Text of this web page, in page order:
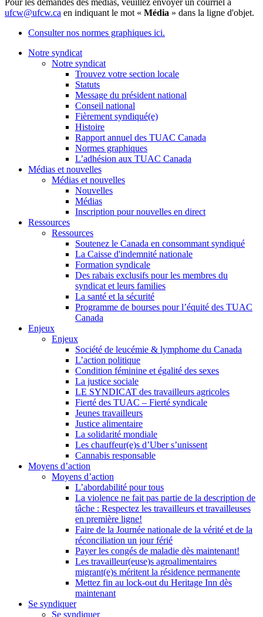
Pour les demandes des médias, veuillez envoyer un courriel à
ufcw@ufcw.ca en indiquant le mot « Média » dans la ligne d'objet.
Consulter nos normes graphiques ici.
Notre syndicat
Notre syndicat
Trouvez votre section locale
Statuts
Message du président national
Conseil national
Fièrement syndiqué(e)
Histoire
Rapport annuel des TUAC Canada
Normes graphiques
L’adhésion aux TUAC Canada
Médias et nouvelles
Médias et nouvelles
Nouvelles
Médias
Inscription pour nouvelles en direct
Ressources
Ressources
Soutenez le Canada en consommant syndiqué
La Caisse d'indemnité nationale
Formation syndicale
Des rabais exclusifs pour les membres du
syndicat et leurs families
La santé et la sécurité
Programme de bourses pour l’équité des TUAC
Canada
Enjeux
Enjeux
Société de leucémie & lymphome du Canada
L’action politique
Condition féminine et égalité des sexes
La justice sociale
LE SYNDICAT des travailleurs agricoles
Fierté des TUAC – Fierté syndicale
Jeunes travailleurs
Justice alimentaire
La solidarité mondiale
Les chauffeur(e)s d’Uber s’unissent
Cannabis responsable
Moyens d’action
Moyens d’action
L’abordabilité pour tous
La violence ne fait pas partie de la description de
tâche : Respectez les travailleurs et travailleuses
en première ligne!
Faire de la Journée nationale de la vérité et de la
réconciliation un jour férié
Payer les congés de maladie dès maintenant!
Les travailleur(euse)s agroalimentaires
migrant(e)s méritent la résidence permanente
Mettez fin au lock-out du Heritage Inn dès
maintenant
Se syndiquer
Se syndiquer